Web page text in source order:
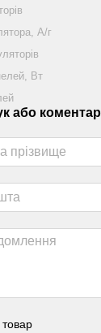
А/г
Вт
або коментар
товар